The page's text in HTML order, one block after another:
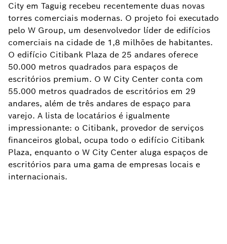
City em Taguig recebeu recentemente duas novas
torres comerciais modernas. O projeto foi executado
pelo W Group, um desenvolvedor líder de edifícios
comerciais na cidade de 1,8 milhões de habitantes.
O edifício Citibank Plaza de 25 andares oferece
50.000 metros quadrados para espaços de
escritórios premium. O W City Center conta com
55.000 metros quadrados de escritórios em 29
andares, além de três andares de espaço para
varejo. A lista de locatários é igualmente
impressionante: o Citibank, provedor de serviços
financeiros global, ocupa todo o edifício Citibank
Plaza, enquanto o W City Center aluga espaços de
escritórios para uma gama de empresas locais e
internacionais.